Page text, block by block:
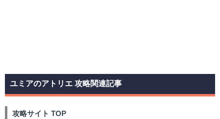
ユミアのアトリエ 攻略関連記事
攻略サイト TOP